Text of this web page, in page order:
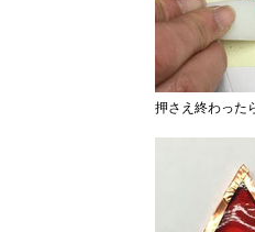
押さえ終わった